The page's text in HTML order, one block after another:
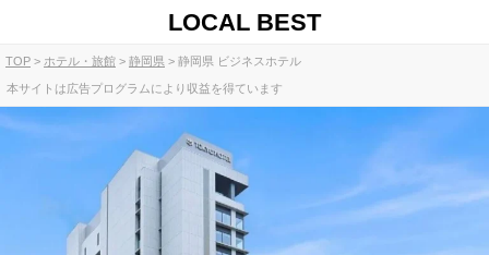
LOCAL BEST
TOP ホテル・旅館 静岡県 静岡県 ビジネスホテル
本サイトは広告プログラムにより収益を得ています